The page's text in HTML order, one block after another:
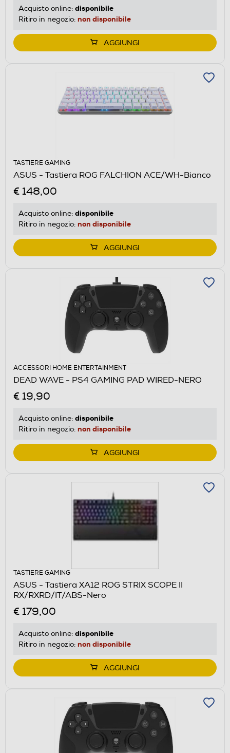
Acquisto online: disponibile
Ritiro in negozio: non disponibile
AGGIUNGI
TASTIERE GAMING
ASUS - Tastiera ROG FALCHION ACE/WH-Bianco
€ 148,00
Acquisto online: disponibile
Ritiro in negozio: non disponibile
AGGIUNGI
ACCESSORI HOME ENTERTAINMENT
DEAD WAVE - PS4 GAMING PAD WIRED-NERO
€ 19,90
Acquisto online: disponibile
Ritiro in negozio: non disponibile
AGGIUNGI
TASTIERE GAMING
ASUS - Tastiera XA12 ROG STRIX SCOPE II
RX/RXRD/IT/ABS-Nero
€ 179,00
Acquisto online: disponibile
Ritiro in negozio: non disponibile
AGGIUNGI